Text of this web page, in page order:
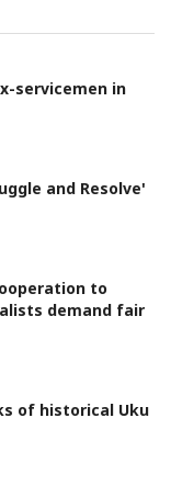
servicemen in
and Resolve'
to
demand fair
of historical Uku